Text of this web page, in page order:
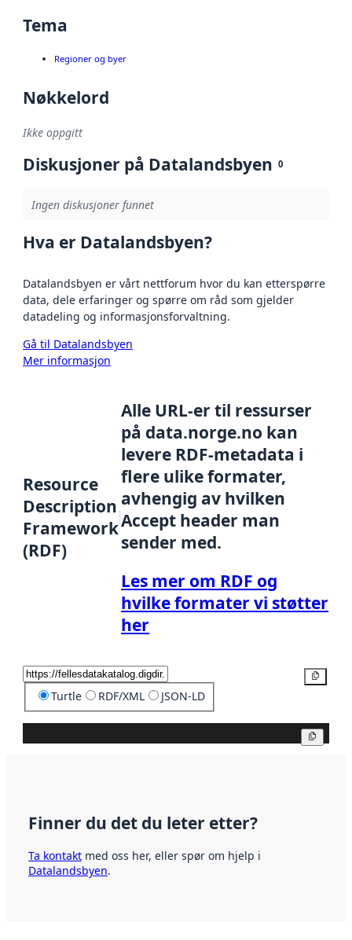
Tema
Regioner og byer
Nøkkelord
Ikke oppgitt
Diskusjoner på Datalandsbyen 0
Ingen diskusjoner funnet
Hva er Datalandsbyen?
Datalandsbyen er vårt nettforum hvor du kan etterspørre
data, dele erfaringer og spørre om råd som gjelder
datadeling og informasjonsforvaltning.
Gå til Datalandsbyen
Mer informasjon
Resource
Description
Framework
(RDF)
Alle URL-er til ressurser
på data.norge.no kan
levere RDF-metadata i
flere ulike formater,
avhengig av hvilken
Accept header man
sender med.
Les mer om RDF og
hvilke formater vi støtter
her
Turtle RDF/XML JSON-LD
Finner du det du leter etter?
Ta kontakt med oss her, eller spør om hjelp i
Datalandsbyen.